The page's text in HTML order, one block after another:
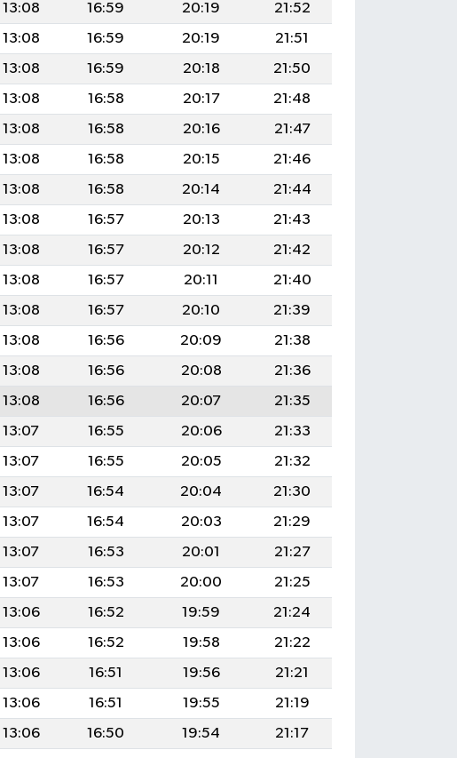
13:08 16:59 20:19
21:52
13:08 16:59 20:19
21:51
13:08 16:59 20:18
21:50
13:08 16:58 20:17
21:48
13:08 16:58 20:16
21:47
13:08 16:58 20:15
21:46
13:08 16:58 20:14
21:44
13:08 16:57 20:13
21:43
13:08 16:57 20:12
21:42
13:08 16:57 20:11
21:40
13:08 16:57 20:10
21:39
13:08 16:56 20:09
21:38
13:08 16:56 20:08
21:36
13:08 16:56 20:07
21:35
13:07 16:55 20:06
21:33
13:07 16:55 20:05
21:32
13:07 16:54 20:04
21:30
13:07 16:54 20:03
21:29
13:07 16:53 20:01
21:27
13:07 16:53 20:00
21:25
13:06 16:52 19:59
21:24
13:06 16:52 19:58
21:22
13:06 16:51 19:56
21:21
13:06 16:51 19:55
21:19
13:06 16:50 19:54
21:17